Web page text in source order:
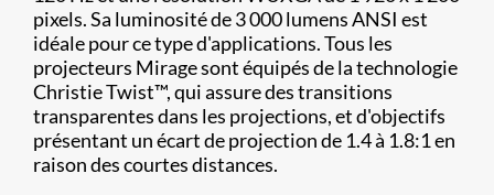
pixels. Sa luminosité de 3 000 lumens ANSI est
idéale pour ce type d'applications. Tous les
projecteurs Mirage sont équipés de la technologie
Christie Twist™, qui assure des transitions
transparentes dans les projections, et d'objectifs
présentant un écart de projection de 1.4 à 1.8:1 en
raison des courtes distances.